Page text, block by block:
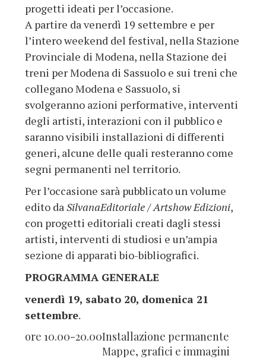
progetti ideati per l’occasione.
A partire da venerdì 19 settembre e per
l’intero weekend del festival, nella Stazione
Provinciale di Modena, nella Stazione dei
treni per Modena di Sassuolo e sui treni che
collegano Modena e Sassuolo, si
svolgeranno azioni performative, interventi
degli artisti, interazioni con il pubblico e
saranno visibili installazioni di differenti
generi, alcune delle quali resteranno come
segni permanenti nel territorio.
Per l’occasione sarà pubblicato un volume
edito daSilvanaEditoriale / Artshow Edizioni,
con progetti editoriali creati dagli stessi
artisti, interventi di studiosi e un’ampia
sezione di apparati bio-bibliografici.
PROGRAMMA GENERALE
venerdì 19, sabato 20, domenica 21
settembre.
ore 10.00-20.00Installazione permanente
Mappe, grafici e immagini